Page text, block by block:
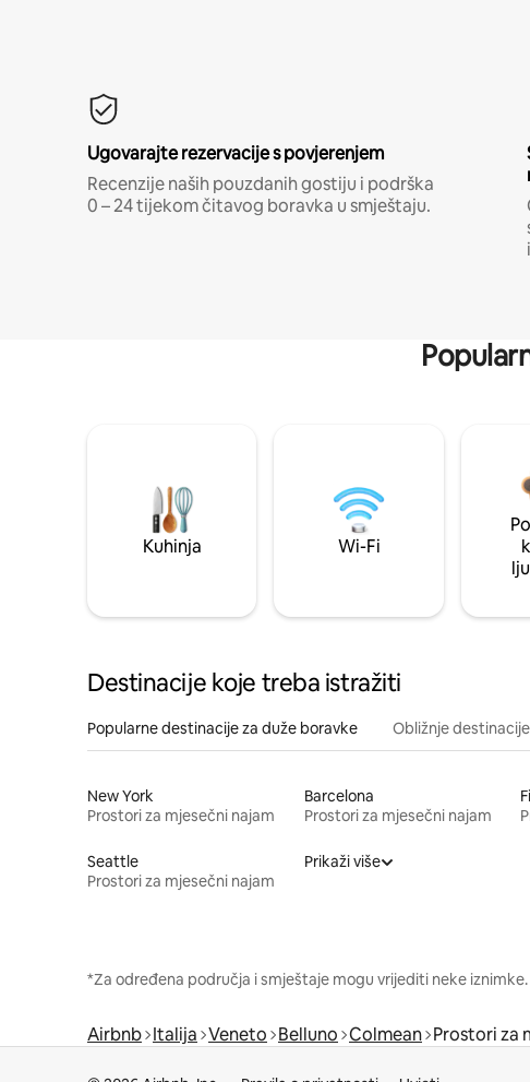
Ugovarajte rezervacije s povjerenjem
Recenzije naših pouzdanih gostiju i podrška
0 – 24 tijekom čitavog boravka u smještaju.
Kuhinja Wi-Fi
Destinacije koje treba istražiti
Popularne destinacije za duže boravke Obližnje destinacije
New York
Prostori za mjesečni najam
Barcelona
Prostori za mjesečni najam
Seattle
Prostori za mjesečni najam
Prikaži više
*Za određena područja i smještaje mogu vrijediti neke iznimke.
Airbnb Italija Veneto Belluno Colmean Prostori za